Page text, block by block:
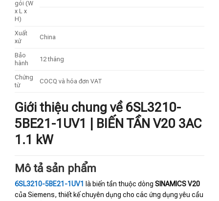
gói (W
x L x
H)
Xuất
xứ
China
Bảo
hành
12 tháng
Chứng
từ
COCQ và hóa đơn VAT
Giới thiệu chung về 6SL3210-
5BE21-1UV1 | BIẾN TẦN V20 3AC
1.1 kW
Mô tả sản phẩm
6SL3210-5BE21-1UV1 là biến tần thuộc dòng SINAMICS V20
của Siemens, thiết kế chuyên dụng cho các ứng dụng yêu cầu